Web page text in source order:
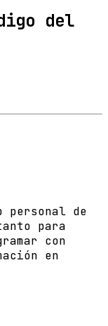
del
personal de
para
con
en